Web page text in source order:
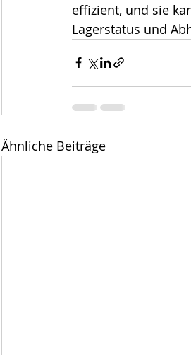
effizient, und sie
Lagerstatus und
Ähnliche Beiträge